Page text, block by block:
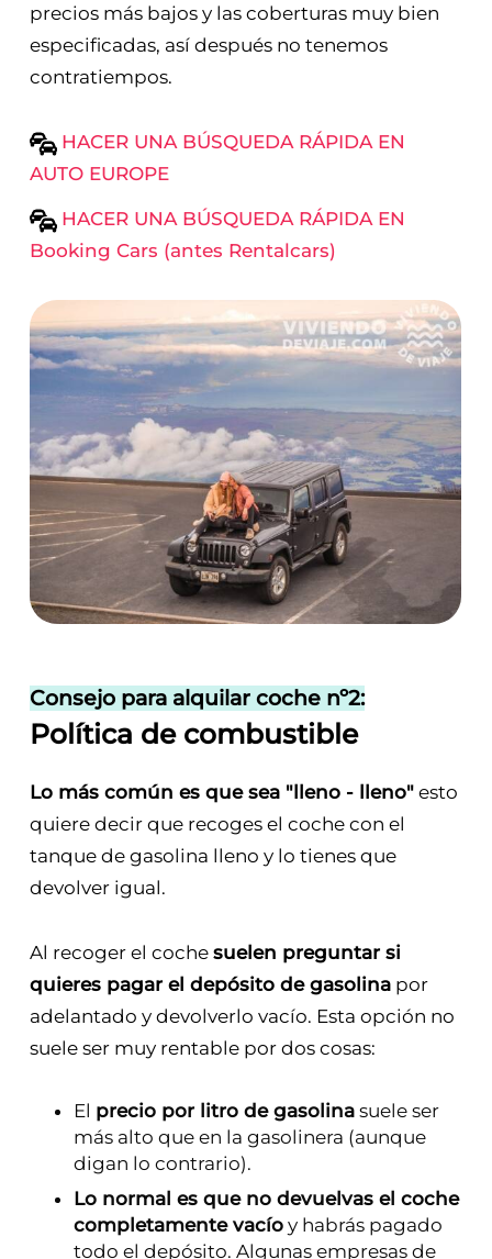
precios más bajos y las coberturas muy bien
especificadas, así después no tenemos
contratiempos.
HACER UNA BÚSQUEDA RÁPIDA EN
AUTO EUROPE
HACER UNA BÚSQUEDA RÁPIDA EN
Booking Cars (antes Rentalcars)
Consejo para alquilar coche nº2:
Política de combustible
Lo más común es que sea "lleno - lleno"esto
quiere decir que recoges el coche con el
tanque de gasolina lleno y lo tienes que
devolver igual.
Al recoger el coche suelen preguntar si
quieres pagar el depósito de gasolinapor
adelantado y devolverlo vacío. Esta opción no
suele ser muy rentable por dos cosas:
El precio por litro de gasolinasuele ser
más alto que en la gasolinera (aunque
digan lo contrario).
Lo normal es que no devuelvas el coche
completamente vacíoy habrás pagado
todo el depósito. Algunas empresas de